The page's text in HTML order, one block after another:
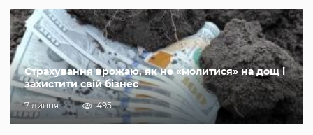
Страхування врожаю, як не «молитися» на дощ і
захистити свій бізнес
7 липня 495